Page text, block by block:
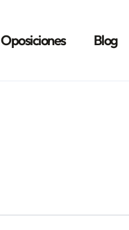
Oposiciones Blog